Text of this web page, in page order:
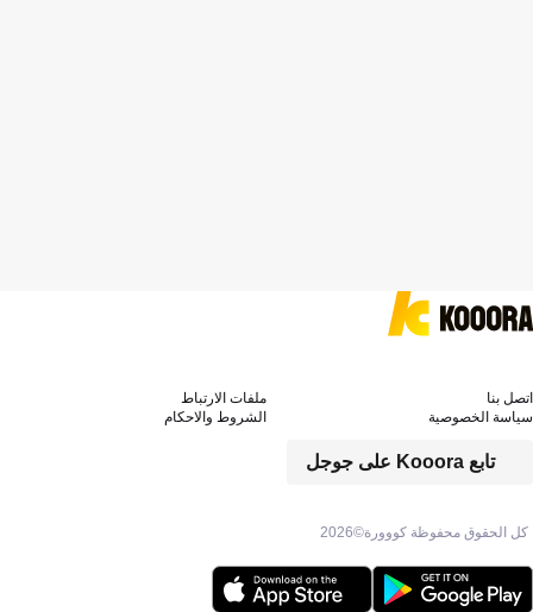
كل الحقوق محفوظة كووورة©2026
تابع Kooora على جوجل
اتصل بنا
ملفات الارتباط
سياسة الخصوصية
الشروط والاحكام